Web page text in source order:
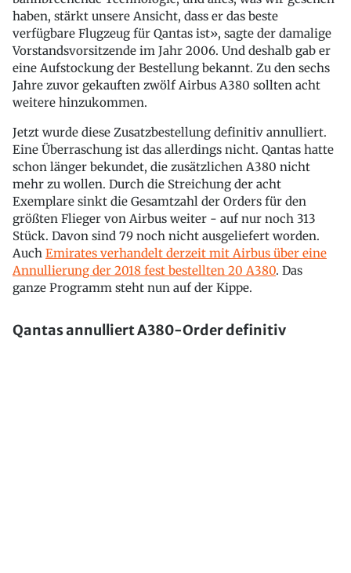
haben, stärkt unsere Ansicht, dass er das beste
verfügbare Flugzeug für Qantas ist», sagte der damalige
Vorstandsvorsitzende im Jahr 2006. Und deshalb gab er
eine Aufstockung der Bestellung bekannt. Zu den sechs
Jahre zuvor gekauften zwölf Airbus A380 sollten acht
weitere hinzukommen.
Jetzt wurde diese Zusatzbestellung definitiv annulliert.
Eine Überraschung ist das allerdings nicht. Qantas hatte
schon länger bekundet, die zusätzlichen A380 nicht
mehr zu wollen. Durch die Streichung der acht
Exemplare sinkt die Gesamtzahl der Orders für den
größten Flieger von Airbus weiter - auf nur noch 313
Stück. Davon sind 79 noch nicht ausgeliefert worden.
Auch Emirates verhandelt derzeit mit Airbus über eine
Annullierung der 2018 fest bestellten 20 A380. Das
ganze Programm steht nun auf der Kippe.
Qantas annulliert A380-Order definitiv